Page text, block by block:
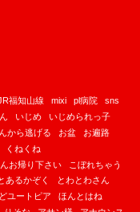
福知山線 mixi pl病院
sns
いじめ
いじめられっ子
から逃げる お盆
お遍路
くねくね
お帰り下さい
こぼれちゃう
あるかぞく
とわとわさん
ユートピア
ほんとはね